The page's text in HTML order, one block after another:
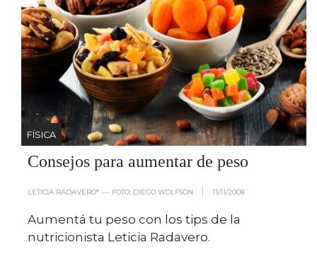
FÍSICA
Consejos para aumentar de peso
LETICIA RADAVERO* --- FOTO: DIEGO WOLFSON | 11/11/2008
Aumentá tu peso con los tips de la
nutricionista Leticia Radavero.